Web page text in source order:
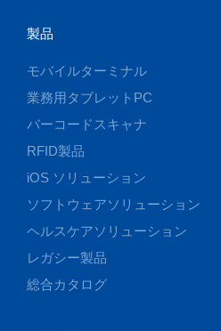
製品
モバイルターミナル
業務用タブレットPC
バーコードスキャナ
RFID製品
iOS ソリューション
ソフトウェアソリューション
ヘルスケアソリューション
レガシー製品
総合カタログ